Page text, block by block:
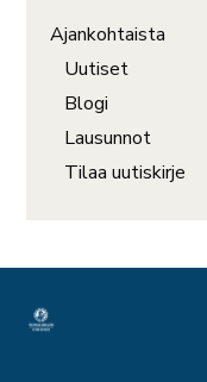
Ajankohtaista
Uutiset
Blogi
Lausunnot
Tilaa uutiskirje